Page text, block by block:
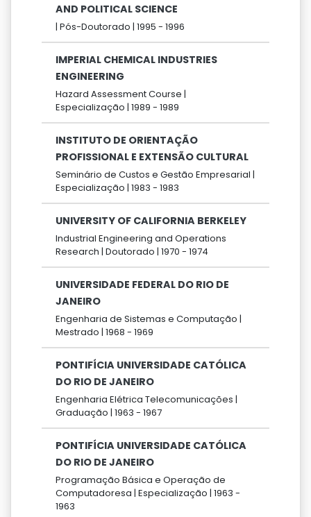
AND POLITICAL SCIENCE
| Pós-Doutorado | 1995 - 1996
IMPERIAL CHEMICAL INDUSTRIES
ENGINEERING
Hazard Assessment Course |
Especialização | 1989 - 1989
INSTITUTO DE ORIENTAÇÃO
PROFISSIONAL E EXTENSÃO CULTURAL
Seminário de Custos e Gestão Empresarial |
Especialização | 1983 - 1983
UNIVERSITY OF CALIFORNIA BERKELEY
Industrial Engineering and Operations
Research | Doutorado | 1970 - 1974
UNIVERSIDADE FEDERAL DO RIO DE
JANEIRO
Engenharia de Sistemas e Computação |
Mestrado | 1968 - 1969
PONTIFÍCIA UNIVERSIDADE CATÓLICA
DO RIO DE JANEIRO
Engenharia Elétrica Telecomunicações |
Graduação | 1963 - 1967
PONTIFÍCIA UNIVERSIDADE CATÓLICA
DO RIO DE JANEIRO
Programação Básica e Operação de
Computadoresa | Especialização | 1963 -
1963